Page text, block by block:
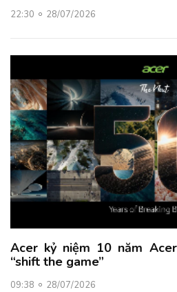
22:30 28/07/2026
Acer kỷ niệm 10 năm
“shift the game”
09:38 28/07/2026